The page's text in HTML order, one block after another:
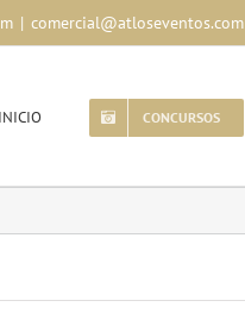
| comercial@atloseventos.com
INICIO CONCURSOS